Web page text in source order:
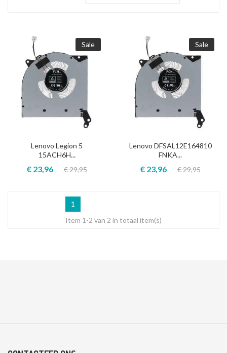
Sale
Lenovo Legion 5
15ACH6H...
€ 23,96 € 29,95
Sale
Lenovo DFSAL12E164810
FNKA...
€ 23,96 € 29,95
1
Item 1-2 van 2 in totaal item(s)